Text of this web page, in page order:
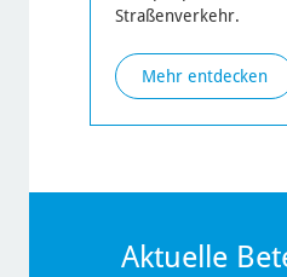
Straßenverkehr.
Mehr entdecken
Aktuelle